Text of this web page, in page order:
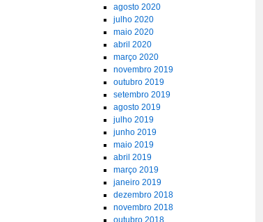
agosto 2020
julho 2020
maio 2020
abril 2020
março 2020
novembro 2019
outubro 2019
setembro 2019
agosto 2019
julho 2019
junho 2019
maio 2019
abril 2019
março 2019
janeiro 2019
dezembro 2018
novembro 2018
outubro 2018